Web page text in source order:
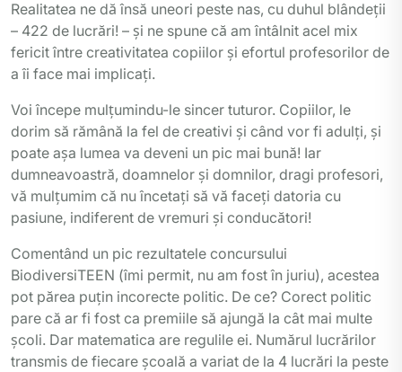
Realitatea ne dă însă uneori peste nas, cu duhul blândeții
– 422 de lucrări! – și ne spune că am întâlnit acel mix
fericit între creativitatea copiilor și efortul profesorilor de
a îi face mai implicați.
Voi începe mulțumindu-le sincer tuturor. Copiilor, le
dorim să rămână la fel de creativi și când vor fi adulți, și
poate așa lumea va deveni un pic mai bună! Iar
dumneavoastră, doamnelor și domnilor, dragi profesori,
vă mulțumim că nu încetați să vă faceți datoria cu
pasiune, indiferent de vremuri și conducători!
Comentând un pic rezultatele concursului
BiodiversiTEEN (îmi permit, nu am fost în juriu), acestea
pot părea puțin incorecte politic. De ce? Corect politic
pare că ar fi fost ca premiile să ajungă la cât mai multe
școli. Dar matematica are regulile ei. Numărul lucrărilor
transmis de fiecare școală a variat de la 4 lucrări la peste